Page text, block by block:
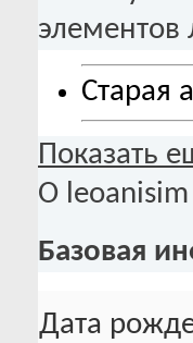
элементов
Старая
Показать
О leoanisim
Базовая
Дата